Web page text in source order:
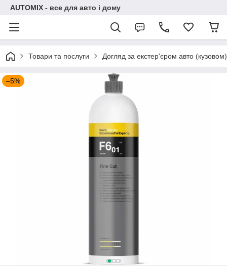
AUTOMIX - все для авто і дому
Товари та послуги Догляд за екстер'єром авто (кузовом)
–5%